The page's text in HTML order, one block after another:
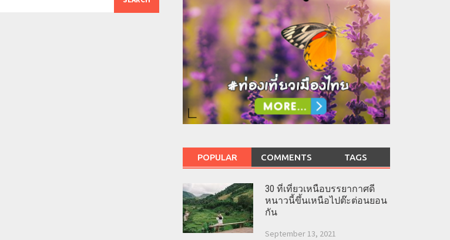
POPULAR COMMENTS TAGS
30 ที่เที่ยวเหนือบรรยากาศดี
หนาวนี้ขึ้นเหนือไปต๊ะต่อนยอน
กัน
September 13, 2021